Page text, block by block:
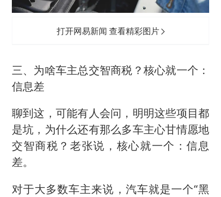
打开网易新闻 查看精彩图片
三、为啥车主总交智商税？核心就一个：
信息差
聊到这，可能有人会问，明明这些项目都
是坑，为什么还有那么多车主心甘情愿地
交智商税？老张说，核心就一个：信息
差。
对于大多数车主来说，汽车就是一个“黑